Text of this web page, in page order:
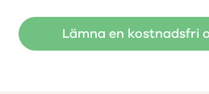
Lämna en kostnadsfri